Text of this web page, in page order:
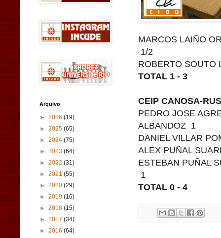
MARCOS LAIÑO
1/2
ROBERTO SOUTO
TOTAL 1 - 3
CEIP CANOSA-
PEDRO JOSE
ALBANDOZ 1
DANIEL VILLAR
ALEX PUÑAL
ESTEBAN PUÑAL
1
TOTAL 0 - 4
Arquivo
► 2026 (19)
► 2025 (65)
► 2024 (75)
► 2023 (64)
► 2022 (31)
► 2021 (55)
► 2020 (29)
► 2019 (16)
► 2018 (15)
► 2017 (34)
► 2016 (64)